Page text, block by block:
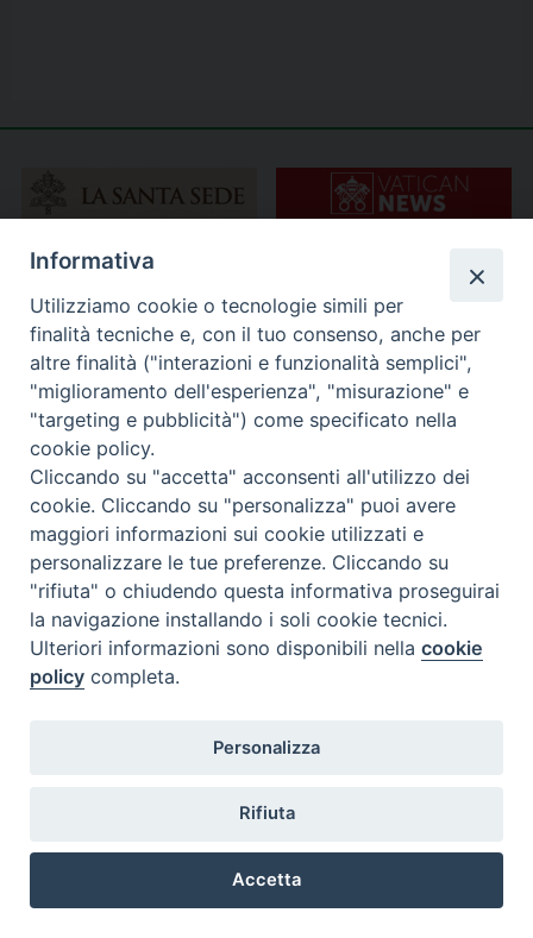
Ufficio Amministrativo, Ufficio Economato)
Informativa
Utilizziamo cookie o tecnologie simili per
finalità tecniche e, con il tuo consenso, anche per
altre finalità ("interazioni e funzionalità semplici",
"miglioramento dell'esperienza", "misurazione" e
"targeting e pubblicità") come specificato nella
cookie policy.
Cliccando su "accetta" acconsenti all'utilizzo dei
cookie. Cliccando su "personalizza" puoi avere
maggiori informazioni sui cookie utilizzati e
personalizzare le tue preferenze. Cliccando su
"rifiuta" o chiudendo questa informativa proseguirai
la navigazione installando i soli cookie tecnici.
Ulteriori informazioni sono disponibili nellacookie
policy completa.
Personalizza
Rifiuta
Accetta